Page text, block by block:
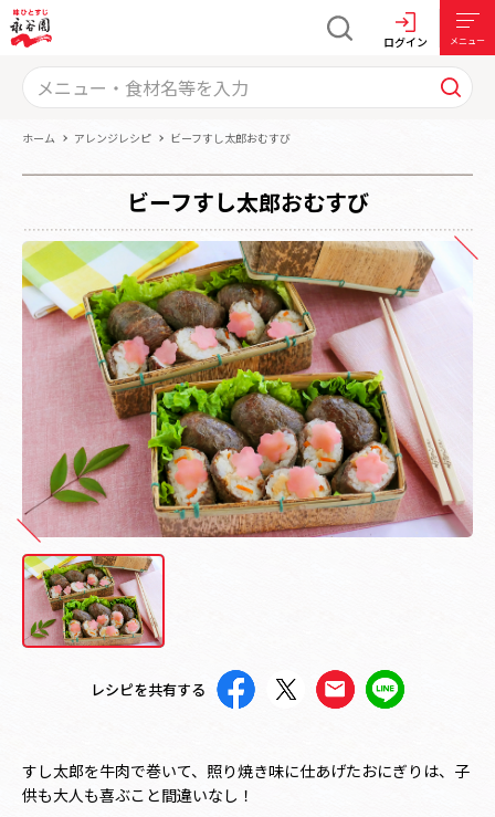
ログイン メニュー
ホーム アレンジレシピ ビーフすし太郎おむすび
ビーフすし太郎おむすび
レシピを共有する
すし太郎を牛肉で巻いて、照り焼き味に仕あげたおにぎりは、子
供も大人も喜ぶこと間違いなし！